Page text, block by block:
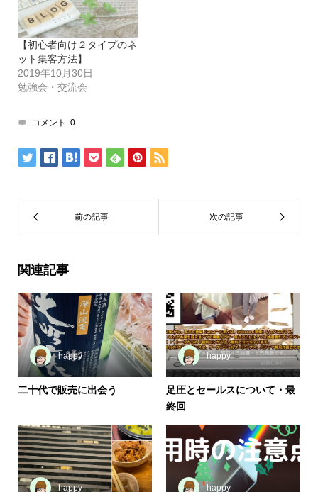
【初心者向け２タイプのネ
ット集客方法】
2019年10月30日
勉強会・交流会
コメント: 0
関連記事
happy
二十代で販売に出会う
happy
足圧とセールスについて・最
終回
happy happy